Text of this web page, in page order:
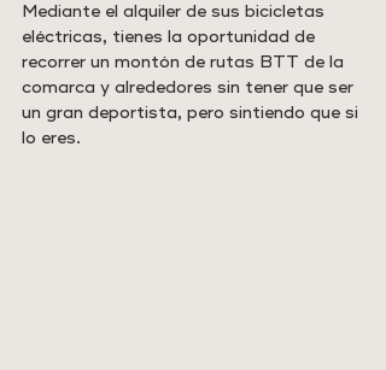
Mediante el alquiler de sus bicicletas
eléctricas, tienes la oportunidad de
recorrer un montón de rutas BTT de la
comarca y alrededores sin tener que ser
un gran deportista, pero sintiendo que si
lo eres.